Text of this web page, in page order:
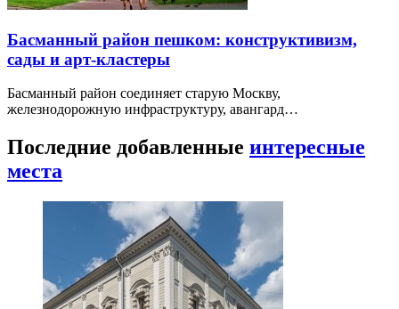
Басманный район пешком: конструктивизм,
сады и арт-кластеры
Басманный район соединяет старую Москву,
железнодорожную инфраструктуру, авангард…
Последние добавленные интересные
места